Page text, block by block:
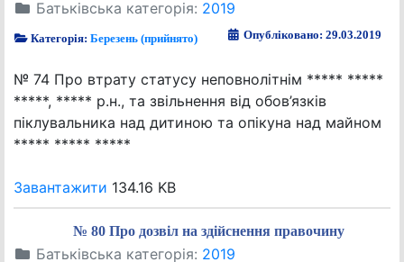
Батьківська категорія: 2019
Категорія:Березень (прийнято) Опубліковано: 29.03.2019
№ 74 Про втрату статусу неповнолітнім ***** *****
*****, ***** р.н., та звільнення від обов’язків
піклувальника над дитиною та опікуна над майном
***** ***** *****
Завантажити 134.16 KB
№ 80 Про дозвіл на здійснення правочину
Батьківська категорія: 2019